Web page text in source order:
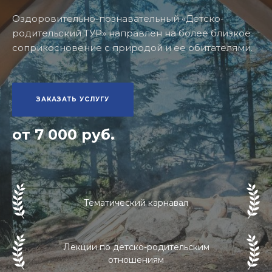
Оздоровительно-познавательный «Детско-
родительский ТУР» направлен на более близкое
соприкосновение с природой и ее обитателями.
ЗАКАЗАТЬ УСЛУГУ
от 7 000 руб.
Тематический карнавал
Лекции по детско-родительским
отношениям